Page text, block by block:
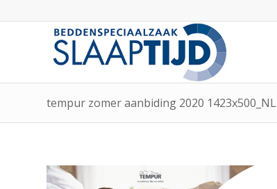
tempur zomer aanbiding 2020 1423x500_NL